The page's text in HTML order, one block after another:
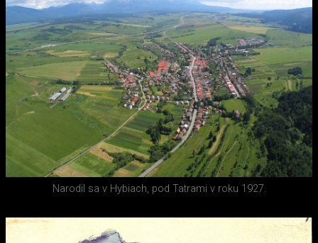
Narodil sa v Hybiach, pod Tatrami v roku 1927.